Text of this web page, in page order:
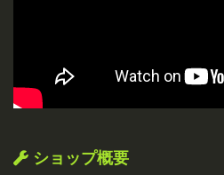
ショップ概要